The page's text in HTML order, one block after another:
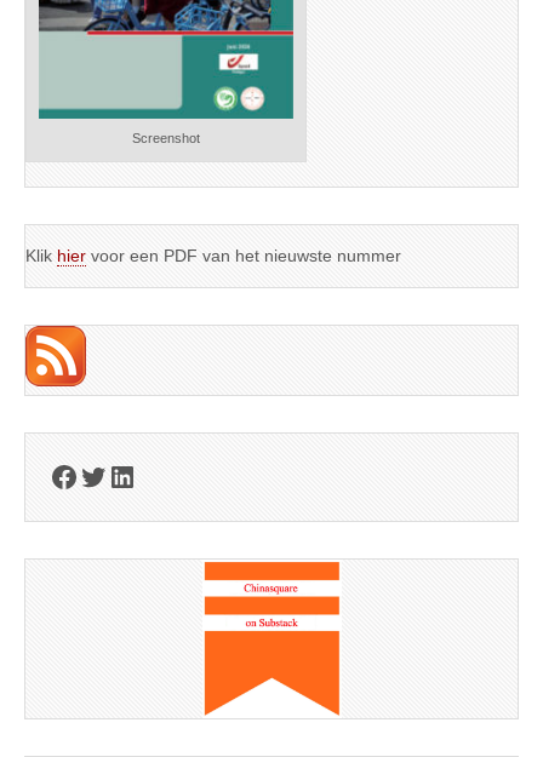
Screenshot
Klik hier voor een PDF van het nieuwste nummer
Facebook
Twitter
LinkedIn